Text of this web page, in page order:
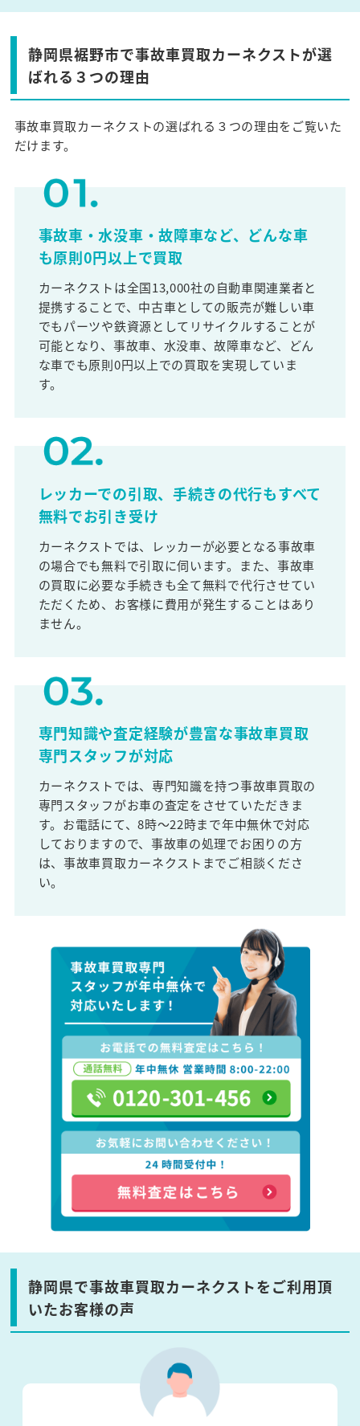
静岡県裾野市で事故車買取カーネクストが選
ばれる３つの理由
事故車買取カーネクストの選ばれる３つの理由をご覧いた
だけます。
事故車・水没車・故障車など、どんな車
も原則0円以上で買取
カーネクストは全国13,000社の自動車関連業者と
提携することで、中古車としての販売が難しい車
でもパーツや鉄資源としてリサイクルすることが
可能となり、事故車、水没車、故障車など、どん
な車でも原則0円以上での買取を実現していま
す。
レッカーでの引取、手続きの代行もすべて
無料でお引き受け
カーネクストでは、レッカーが必要となる事故車
の場合でも無料で引取に伺います。また、事故車
の買取に必要な手続きも全て無料で代行させてい
ただくため、お客様に費用が発生することはあり
ません。
専門知識や査定経験が豊富な事故車買取
専門スタッフが対応
カーネクストでは、専門知識を持つ事故車買取の
専門スタッフがお車の査定をさせていただきま
す。お電話にて、8時～22時まで年中無休で対応
しておりますので、事故車の処理でお困りの方
は、事故車買取カーネクストまでご相談くださ
い。
静岡県で事故車買取カーネクストをご利用頂
いたお客様の声